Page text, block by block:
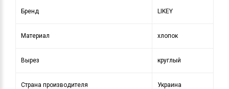
Бренд LIKEY
Материал хлопок
Вырез круглый
Страна производителя Украина